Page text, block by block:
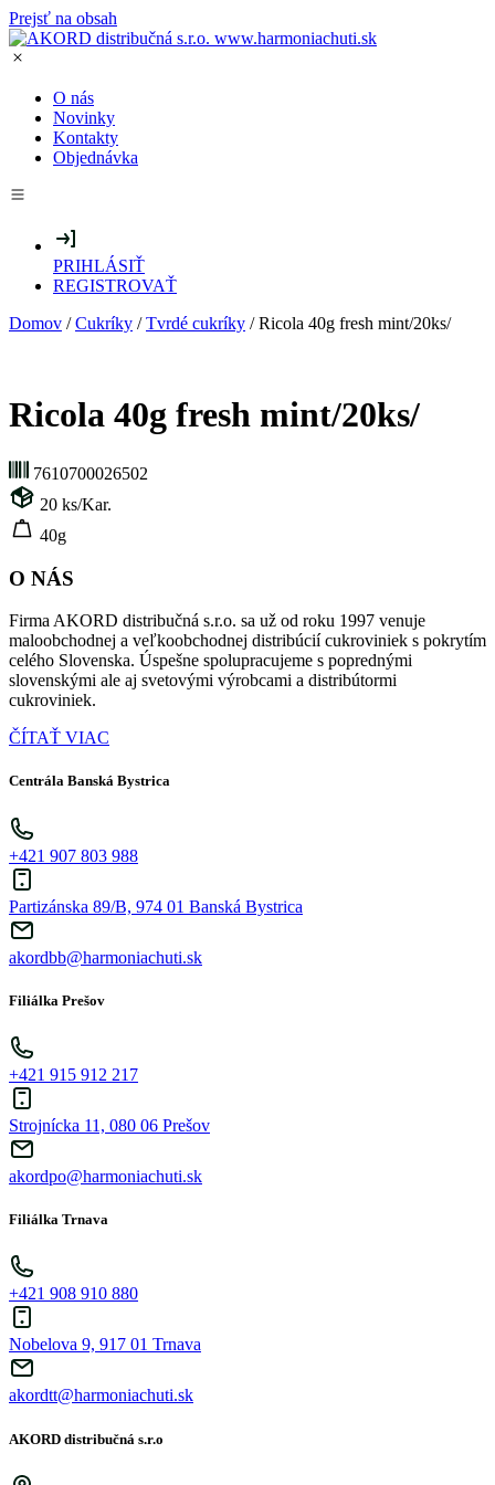
Prejsť na obsah
O nás
Novinky
Kontakty
Objednávka
PRIHLÁSIŤ
REGISTROVAŤ
Domov /Cukríky /Tvrdé cukríky / Ricola 40g fresh mint/20ks/
Ricola 40g fresh mint/20ks/
7610700026502
20 ks/Kar.
40g
O NÁS
Firma AKORD distribučná s.r.o. sa už od roku 1997 venuje
maloobchodnej a veľkoobchodnej distribúcií cukroviniek s pokrytím
celého Slovenska. Úspešne spolupracujeme s poprednými
slovenskými ale aj svetovými výrobcami a distribútormi
cukroviniek.
ČÍTAŤ VIAC
Centrála Banská Bystrica
+421 907 803 988
Partizánska 89/B, 974 01 Banská Bystrica
akordbb@harmoniachuti.sk
Filiálka Prešov
+421 915 912 217
Strojnícka 11, 080 06 Prešov
akordpo@harmoniachuti.sk
Filiálka Trnava
+421 908 910 880
Nobelova 9, 917 01 Trnava
akordtt@harmoniachuti.sk
AKORD distribučná s.r.o